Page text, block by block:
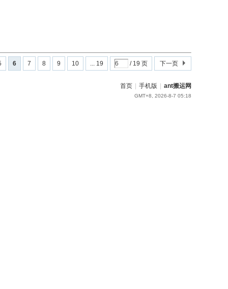
6 7 8 9 10 ... 19 / 19 页 下一页
首页 手机版 ant搬运网
GMT+8, 2026-8-7 05:18